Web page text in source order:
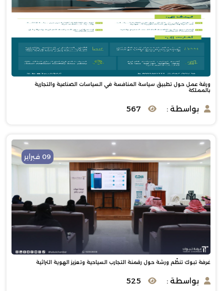
ورقة عمل حول تطبيق سياسة المنافسة في السياسات الصناعية والتجارية
بالمملكة
بواسطة : 567
09 فبراير
غرفة تبوك تنظّم ورشة حول رقمنة التجارب السياحية وتعزيز الهوية التراثية
بواسطة : 525